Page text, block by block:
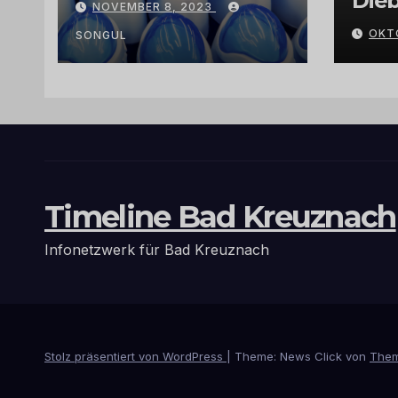
Arganöl,
Kaktusfeigenkernöl
und
vertrauenswürdige
NOVEMBER 8, 2023
SONGUL
Timeline Bad Kreuznach
Infonetzwerk für Bad Kreuznach
Stolz präsentiert von WordPress Theme: News Click von